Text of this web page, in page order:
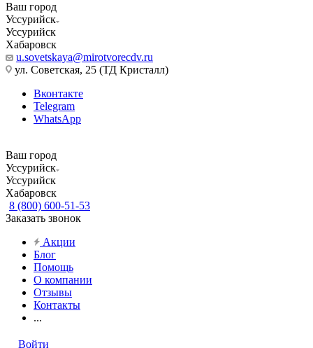
Ваш город
Уссурийск
Уссурийск
Хабаровск
u.sovetskaya@mirotvorecdv.ru
ул. Советская, 25 (ТД Кристалл)
Вконтакте
Telegram
WhatsApp
Ваш город
Уссурийск
Уссурийск
Хабаровск
8 (800) 600-51-53
Заказать звонок
Акции
Блог
Помощь
О компании
Отзывы
Контакты
...
Войти